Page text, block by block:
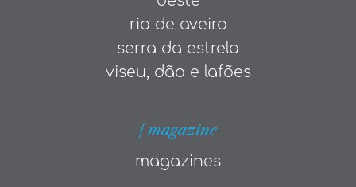
ria de aveiro
serra da estrela
viseu, dão e lafões
| magazine
magazines